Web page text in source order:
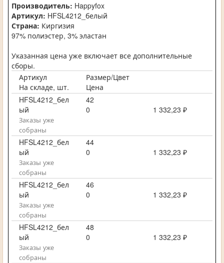
Производитель: Happyfox
Артикул: HFSL4212_белый
Страна: Киргизия
97% полиэстер, 3% эластан
Указанная цена уже включает все дополнительные
сборы.
Артикул
Размер/Цвет
На складе, шт.
Цена
HFSL4212_бел
ый
42
0
1 332,23 ₽
Заказы уже
собраны
HFSL4212_бел
ый
44
0
1 332,23 ₽
Заказы уже
собраны
HFSL4212_бел
ый
46
0
1 332,23 ₽
Заказы уже
собраны
HFSL4212_бел
ый
48
0
1 332,23 ₽
Заказы уже
собраны